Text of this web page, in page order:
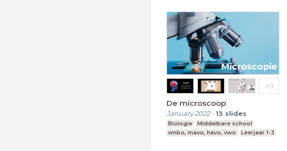
De microscoop
January 2022- 13 slides
Biologie
Middelbare school
vmbo, mavo, havo, vwo
Leerjaar 1-3